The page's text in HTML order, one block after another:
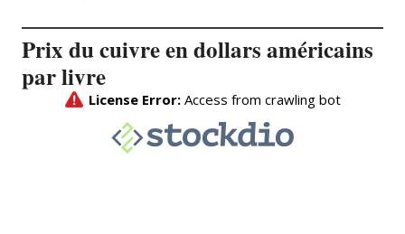
Prix du cuivre en dollars américains
par livre